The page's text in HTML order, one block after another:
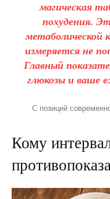
магическая
похудения.
метаболической
измеряется не
Главный
глюкозы и ваше
С позиций
Кому